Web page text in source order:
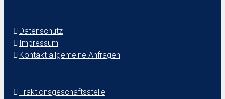
Datenschutz
Impressum
Kontakt allgemeine Anfragen
Fraktionsgeschäftsstelle